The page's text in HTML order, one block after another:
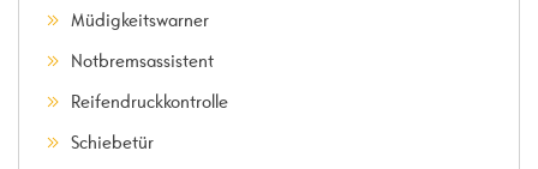
Müdigkeitswarner
Notbremsassistent
Reifendruckkontrolle
Schiebetür